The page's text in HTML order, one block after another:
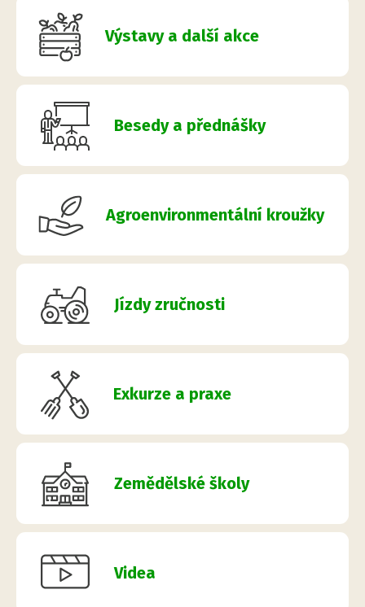
Výstavy a další akce
Besedy a přednášky
Agroenvironmentální kroužky
Jízdy zručnosti
Exkurze a praxe
Zemědělské školy
Videa